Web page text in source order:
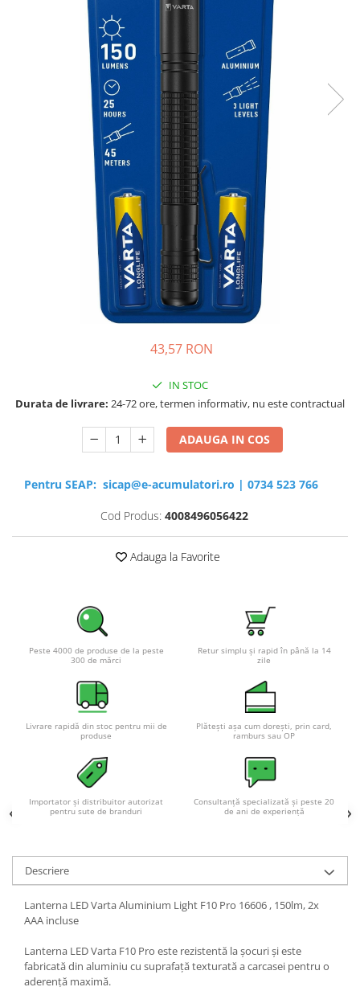
Sisteme de management (BMS)
Redresoare, incarcatoare si testere
Redresoare auto, moto, barci si
43,57 RON
IN STOC
Durata de livrare: 24-72 ore, termen informativ, nu este contractual
ADAUGA IN COS
Pentru SEAP: sicap@e-acumulatori.ro | 0734 523 766
Cod Produs: 4008496056422
Adauga la Favorite
Peste 4000 de produse de la peste
300 de mărci
Retur simplu și rapid în până la 14
zile
Livrare rapidă din stoc pentru mii de
produse
Plătești așa cum dorești, prin card,
ramburs sau OP
Importator și distribuitor autorizat
pentru sute de branduri
Consultanță specializată și peste 20
de ani de experiență
Descriere
Lanterna LED Varta Aluminium Light F10 Pro 16606 , 150lm, 2x
AAA incluse
Lanterna LED Varta F10 Pro este rezistentă la șocuri și este
fabricată din aluminiu cu suprafață texturată a carcasei pentru o
aderență maximă.